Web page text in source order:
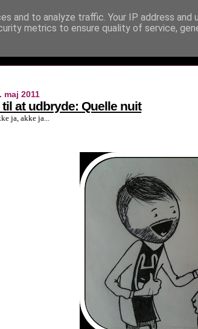
maj 2011
at udbryde: Quelle nuit
ja, akke ja...
and to analyze traffic. Your IP address and
metrics to ensure quality of service,